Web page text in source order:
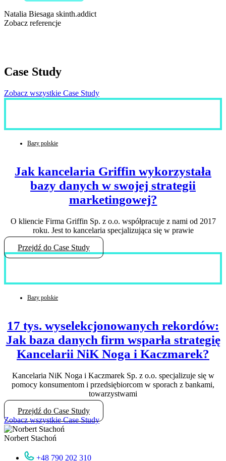
Natalia Biesaga skinth.addict
Zobacz referencje
Case Study
Zobacz wszystkie Case Study
Bazy polskie
Jak kancelaria Griffin wykorzystała
bazy danych w swojej strategii
marketingowej?
O kliencie Firma Griffin Sp. z o.o. współpracuje z nami od 2017
roku. Jest to kancelaria specjalizująca się w prawie
Przejdź do Case Study
Bazy polskie
17 tys. wyselekcjonowanych rekordów:
Jak baza danych firm wsparła strategię
Kancelarii NiK Noga i Kaczmarek?
Kancelaria NiK Noga i Kaczmarek Sp. z o.o. specjalizuje się w
pomocy konsumentom i przedsiębiorcom w sporach z bankami,
towarzystwami
Przejdź do Case Study
Zobacz wszystkie Case Study
Norbert Stachoń
+48 790 202 310